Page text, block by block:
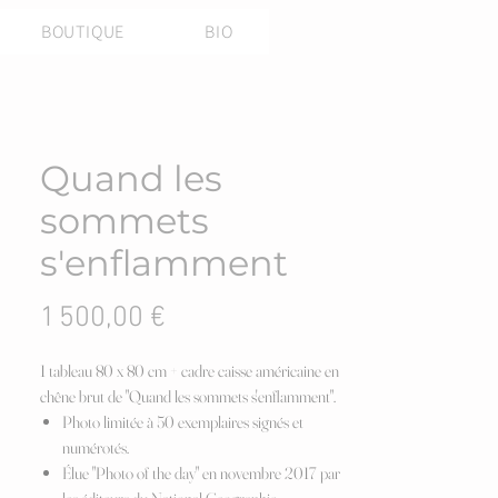
BOUTIQUE BIO
Quand les
sommets
s'enflamment
1 500,00 €
1 tableau 80 x 80 cm + cadre caisse américaine en
chêne brut de "Quand les sommets s'enflamment".
Photo limitée à 50 exemplaires signés et
numérotés.
Élue "Photo of the day" en novembre 2017 par